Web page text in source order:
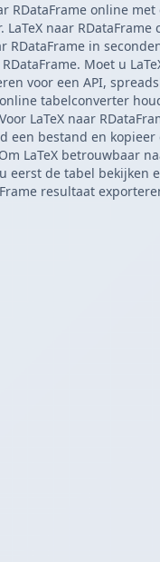
RDataFrame online
naar RDataFrame
RDataFrame in
Moet u
voor een API,
tabelconverter
LaTeX naar
een bestand en kopieer
LaTeX betrouwbaar
eerst de tabel bekijken
resultaat